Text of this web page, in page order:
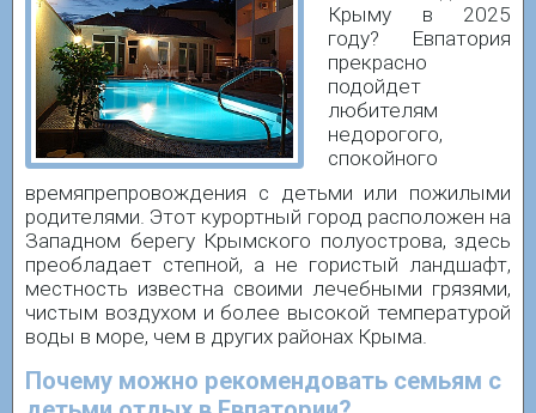
Крыму в 2025
году? Евпатория
прекрасно
подойдет
любителям
недорогого,
спокойного
времяпрепровождения с детьми или пожилыми
родителями. Этот курортный город расположен на
Западном берегу Крымского полуострова, здесь
преобладает степной, а не гористый ландшафт,
местность известна своими лечебными грязями,
чистым воздухом и более высокой температурой
воды в море, чем в других районах Крыма.
Почему можно рекомендовать семьям с